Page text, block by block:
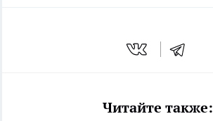
Читайте также: